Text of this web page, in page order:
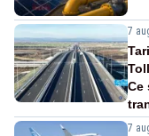
7
Ce
7